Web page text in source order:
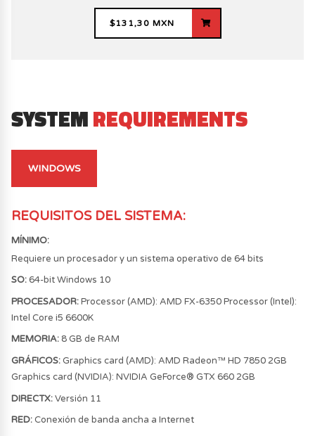
$131,30 MXN
SYSTEMREQUIREMENTS
WINDOWS
REQUISITOS DEL SISTEMA:
MÍNIMO:
Requiere un procesador y un sistema operativo de 64 bits
SO:64-bit Windows 10
PROCESADOR:Processor (AMD): AMD FX-6350 Processor (Intel):
Intel Core i5 6600K
MEMORIA: 8 GB de RAM
GRÁFICOS:Graphics card (AMD): AMD Radeon™ HD 7850 2GB
Graphics card (NVIDIA): NVIDIA GeForce® GTX 660 2GB
DIRECTX:Versión 11
RED:Conexión de banda ancha a Internet